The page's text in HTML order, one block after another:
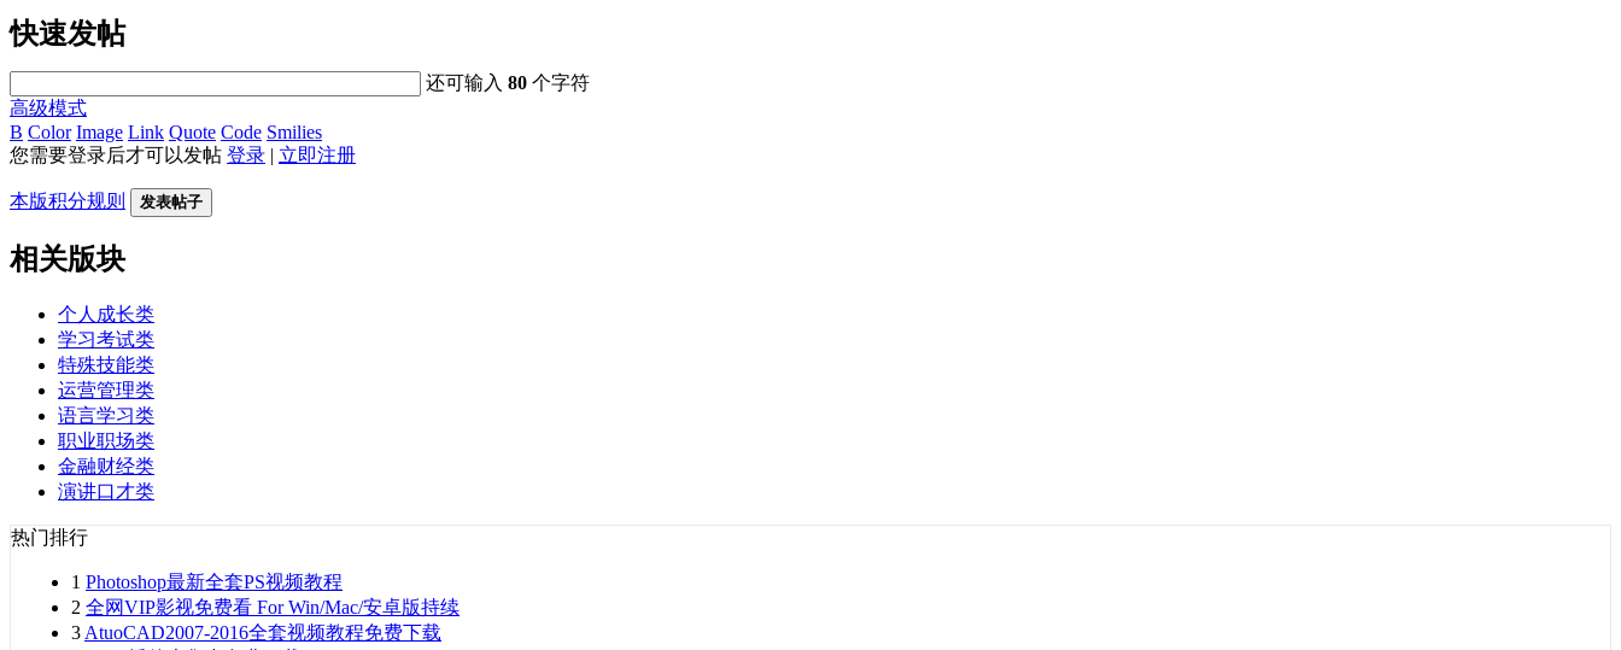
快速发帖
还可输入80 个字符
高级模式
B Color Image Link Quote Code Smilies
您需要登录后才可以发帖 登录 | 立即注册
本版积分规则 发表帖子
相关版块
个人成长类
学习考试类
特殊技能类
运营管理类
语言学习类
职业职场类
金融财经类
演讲口才类
热门排行
1 Photoshop最新全套PS视频教程
2 全网VIP影视免费看 For Win/Mac/安卓版持续
3 AtuoCAD2007-2016全套视频教程免费下载